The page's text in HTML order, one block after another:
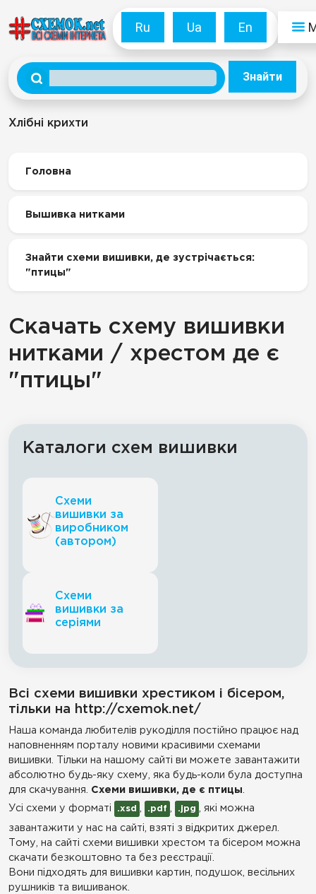
Ru Ua En
Знайти
Хлібні крихти
Головна
Вышивка нитками
Знайти схеми вишивки, де зустрічається:
"птицы"
Скачать схему вишивки
нитками / хрестом де є
"птицы"
Каталоги схем вишивки
Схеми
вишивки за
виробником
(автором)
Схеми
вишивки за
серіями
Всі схеми вишивки хрестиком і бісером,
тільки на http://cxemok.net/
Наша команда любителів рукоділля постійно працює над
наповненням порталу новими красивими схемами
вишивки. Тільки на нашому сайті ви можете завантажити
абсолютно будь-яку схему, яка будь-коли була доступна
для скачування. Схеми вишивки, де є птицы
Усі схеми у форматі
.xsd .pdf .jpg , які можна
завантажити у нас на сайті, взяті з відкритих джерел.
Тому, на сайті схеми вишивки хрестом та бісером можна
скачати безкоштовно та без реєстрації.
Вони підходять для вишивки картин, подушок, весільних
рушників та вишиванок.